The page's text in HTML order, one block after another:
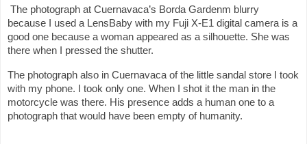
The photograph at Cuernavaca’s Borda Gardenm blurry
because I used a LensBaby with my Fuji X-E1 digital camera is a
good one because a woman appeared as a silhouette. She was
there when I pressed the shutter.
The photograph also in Cuernavaca of the little sandal store I took
with my phone. I took only one. When I shot it the man in the
motorcycle was there. His presence adds a human one to a
photograph that would have been empty of humanity.